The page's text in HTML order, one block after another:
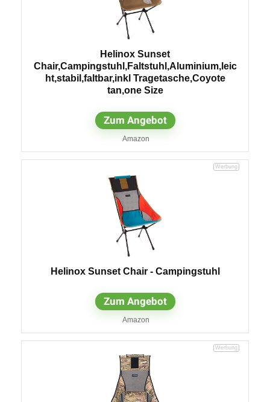
Helinox Sunset
Chair,Campingstuhl,Faltstuhl,Aluminium,leic
ht,stabil,faltbar,inkl Tragetasche,Coyote
tan,one Size
Zum Angebot
Amazon
Helinox Sunset Chair - Campingstuhl
Zum Angebot
Amazon